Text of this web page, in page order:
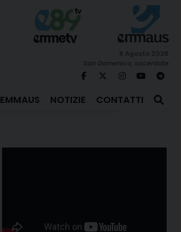
EMMAUS NOTIZIE CONTATTI